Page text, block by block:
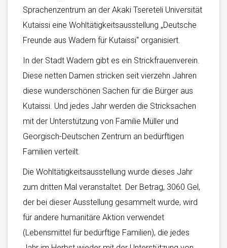
Sprachenzentrum an der Akaki Tsereteli Universität
Kutaissi eine Wohltätigkeitsausstellung „Deutsche
Freunde aus Wadern für Kutaissi“ organisiert.
In der Stadt Wadern gibt es ein Strickfrauenverein.
Diese netten Damen stricken seit vierzehn Jahren
diese wunderschönen Sachen für die Bürger aus
Kutaissi. Und jedes Jahr werden die Stricksachen
mit der Unterstützung von Familie Müller und
Georgisch-Deutschen Zentrum an bedürftigen
Familien verteilt.
Die Wohltätigkeitsausstellung wurde dieses Jahr
zum dritten Mal veranstaltet. Der Betrag, 3060 Gel,
der bei dieser Ausstellung gesammelt wurde, wird
für andere humanitäre Aktion verwendet
(Lebensmittel für bedürftige Familien), die jedes